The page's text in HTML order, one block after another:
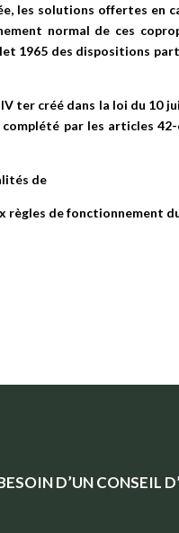
les solutions offertes en
normal de ces
1965 des dispositions
ter créé dans la loi du 10
par les articles
de
de fonctionnement
D’UN CONSEIL